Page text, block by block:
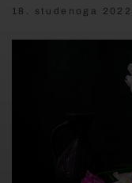
18. studenoga 2022.